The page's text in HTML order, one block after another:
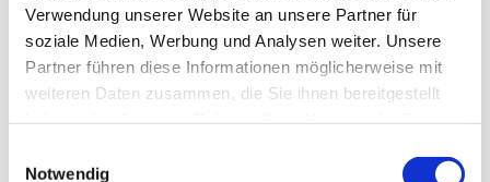
Verwendung unserer Website an unsere Partner für
soziale Medien, Werbung und Analysen weiter. Unsere
Partner führen diese Informationen möglicherweise mit
weiteren Daten zusammen, die Sie ihnen bereitgestellt
Notwendig
Dies könnte Sie auch